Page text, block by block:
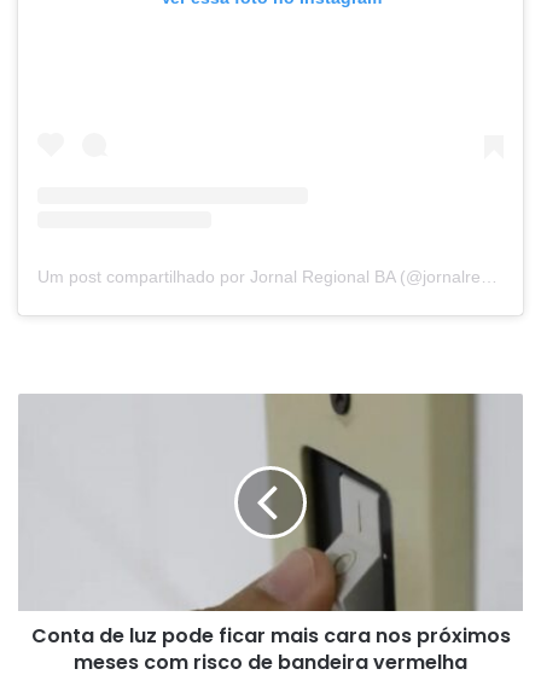
próximos
meses
Conta de luz pode ficar mais cara nos próximos
meses com risco de bandeira vermelha